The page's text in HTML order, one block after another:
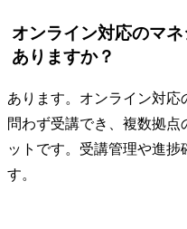
オンライン対応のマ
ありますか？
あります。オンライン対
問わず受講でき、複数拠点
ットです。受講管理や進捗
す。